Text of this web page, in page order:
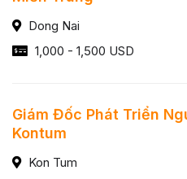
Dong Nai
1,000 - 1,500 USD
Giám Đốc Phát Triển
Kontum
Kon Tum